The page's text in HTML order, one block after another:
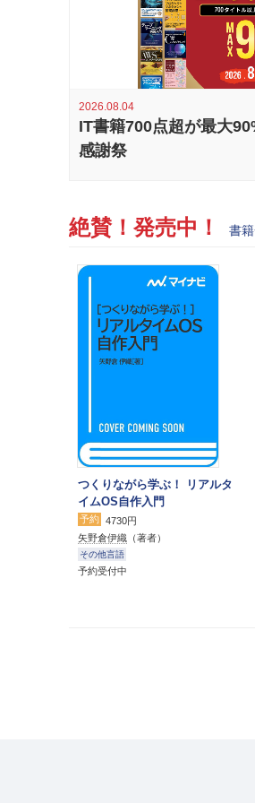
2026.08.04
IT書籍700点超が最大
感謝祭
絶賛！発売中！ 書
つくりながら学ぶ！ リアルタ
イムOS自作入門
予約 4730円
矢野倉伊織 （著者）
その他言語
予約受付中